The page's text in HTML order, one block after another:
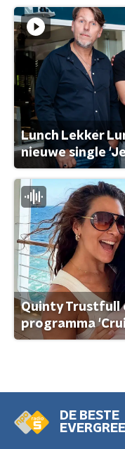
Lunch Lekker
nieuwe single
Quinty Trustfull
programma
DE BESTE